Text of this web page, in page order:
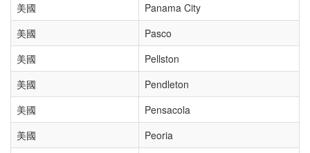
美國
Panama City
美國
Pasco
美國
Pellston
美國
Pendleton
美國
Pensacola
美國
Peoria